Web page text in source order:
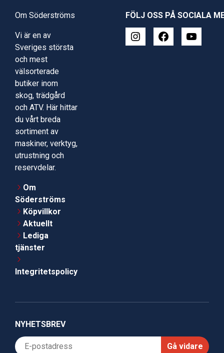
Om Söderströms
Vi är en av
Sveriges största
och mest
välsorterade
butiker inom
skog, trädgård
och ATV. Här hittar
du vårt breda
sortiment av
maskiner, verktyg,
utrustning och
reservdelar.
Om
Söderströms
Köpvillkor
Aktuellt
Lediga
tjänster
Integritetspolicy
FÖLJ OSS PÅ SOCIALA
NYHETSBREV
Gå vidare